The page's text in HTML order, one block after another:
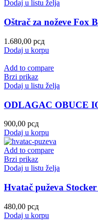
Dodaj u listu želja
Oštrač za noževe Fox
1.680,00 рсд
Dodaj u korpu
Add to compare
Brzi prikaz
Dodaj u listu želja
ODLAGAC OBUCE
900,00 рсд
Dodaj u korpu
Add to compare
Brzi prikaz
Dodaj u listu želja
Hvatač puževa
480,00 рсд
Dodaj u korpu